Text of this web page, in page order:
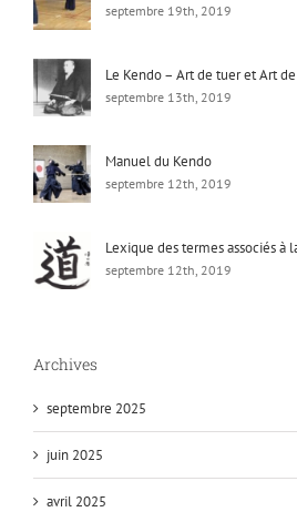
septembre 19th, 2019
Le Kendo – Art de tuer et Art
septembre 13th, 2019
Manuel du Kendo
septembre 12th, 2019
Lexique des termes associés à
septembre 12th, 2019
Archives
septembre 2025
juin 2025
avril 2025